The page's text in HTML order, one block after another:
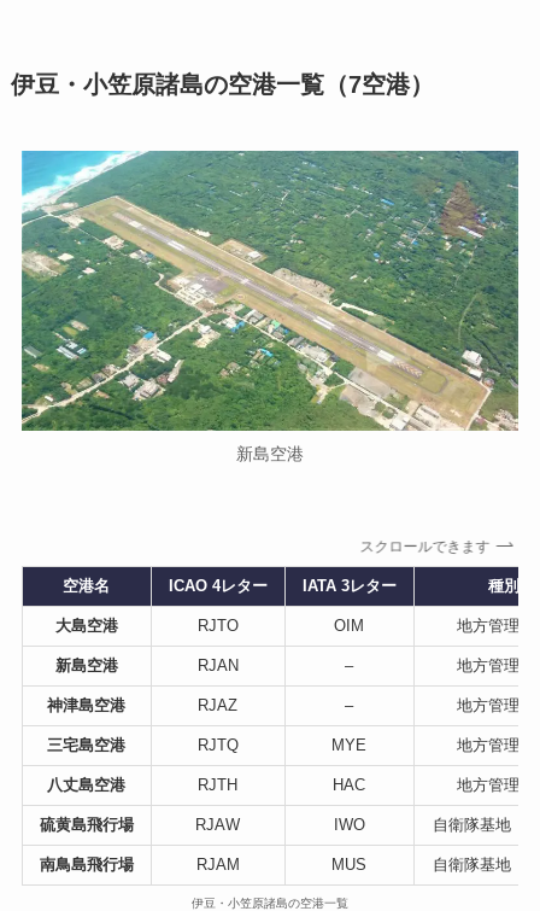
伊豆・小笠原諸島の空港一覧（7空港）
新島空港
スクロールできます
空港名 ICAO 4レター IATA 3レター 種別
大島空港 RJTO OIM 地方管理空
新島空港 RJAN – 地方管理空
神津島空港 RJAZ – 地方管理空
三宅島空港 RJTQ MYE 地方管理空
八丈島空港 RJTH HAC 地方管理空
硫黄島飛行場 RJAW IWO 自衛隊基地（
南鳥島飛行場 RJAM MUS 自衛隊基地（
伊豆・小笠原諸島の空港一覧